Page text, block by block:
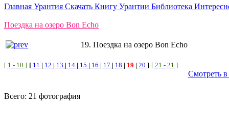
Главная Урантия Скачать Книгу Урантии Библиотека
Поездка на озеро Bon Echo
19. Поездка на озеро Bon Echo
[ 1 - 10 ] [ 11 | 12 | 13 | 14 | 15 | 16 | 17 | 18 | 19 | 20 ] [ 21 - 21 ]
Смотреть
Всего: 21 фотография